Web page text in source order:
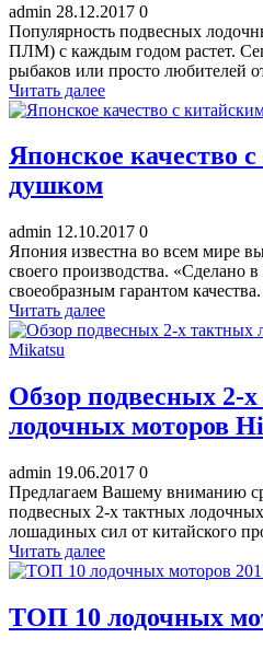
admin 28.12.2017 0
Популярность подвесных
ПЛМ) с каждым годом растет.
рыбаков или просто любителей
Читать далее
Японское качество
душком
admin 12.10.2017 0
Япония известна во всем мире
своего производства. «Сделано
своеобразным гарантом
Читать далее
Обзор подвесных 2-
лодочных моторов
admin 19.06.2017 0
Предлагаем Вашему вниманию
подвесных 2-х тактных
лошадиных сил от китайского
Читать далее
ТОП 10 лодочных